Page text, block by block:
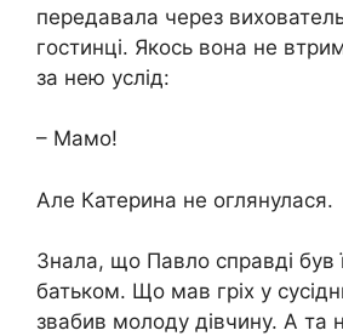
передавала через
гостинці. Якось вона не
за нею услід:
– Мамо!
Але Катерина не оглянулася.
Знала, що Павло справді був
батьком. Що мав гріх у
звaбив молоду дівчину. А та